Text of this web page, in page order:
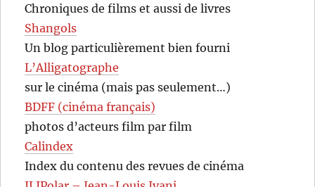
Chroniques de films et aussi de livres
Shangols
Un blog particulièrement bien fourni
L’Alligatographe
sur le cinéma (mais pas seulement…)
BDFF (cinéma français)
photos d’acteurs film par film
Calindex
Index du contenu des revues de cinéma